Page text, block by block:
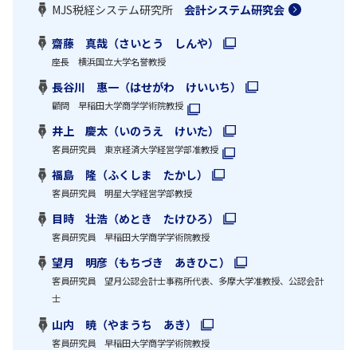
MJS税経システム研究所 会計システム研究会
齋藤 真哉（さいとう しんや）
座長 横浜国立大学名誉教授
長谷川 惠一（はせがわ けいいち）
顧問 早稲田大学商学学術院教授
井上 慶太（いのうえ けいた）
客員研究員 東京経済大学経営学部准教授
福島 隆（ふくしま たかし）
客員研究員 明星大学経営学部教授
目時 壮浩（めとき たけひろ）
客員研究員 早稲田大学商学学術院教授
望月 明彦（もちづき あきひこ）
客員研究員 望月公認会計士事務所代表、多摩大学准教授、公認会計
士
山内 暁（やまうち あき）
客員研究員 早稲田大学商学学術院教授